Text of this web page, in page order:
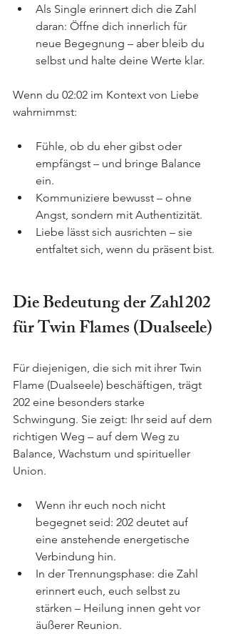
Als Single erinnert dich die Zahl
daran: Öffne dich innerlich für
neue Begegnung – aber bleib du
selbst und halte deine Werte klar.
Wenn du 02:02 im Kontext von Liebe
wahrnimmst:
Fühle, ob du eher gibst oder
empfängst – und bringe Balance
ein.
Kommuniziere bewusst – ohne
Angst, sondern mit Authentizität.
Liebe lässt sich ausrichten – sie
entfaltet sich, wenn du präsent bist.
Die Bedeutung der Zahl 202
für Twin Flames (Dualseele)
Für diejenigen, die sich mit ihrer Twin
Flame (Dualseele) beschäftigen, trägt
202 eine besonders starke
Schwingung. Sie zeigt: Ihr seid auf dem
richtigen Weg – auf dem Weg zu
Balance, Wachstum und spiritueller
Union.
Wenn ihr euch noch nicht
begegnet seid: 202 deutet auf
eine anstehende energetische
Verbindung hin.
In der Trennungsphase: die Zahl
erinnert euch, euch selbst zu
stärken – Heilung innen geht vor
äußerer Reunion.